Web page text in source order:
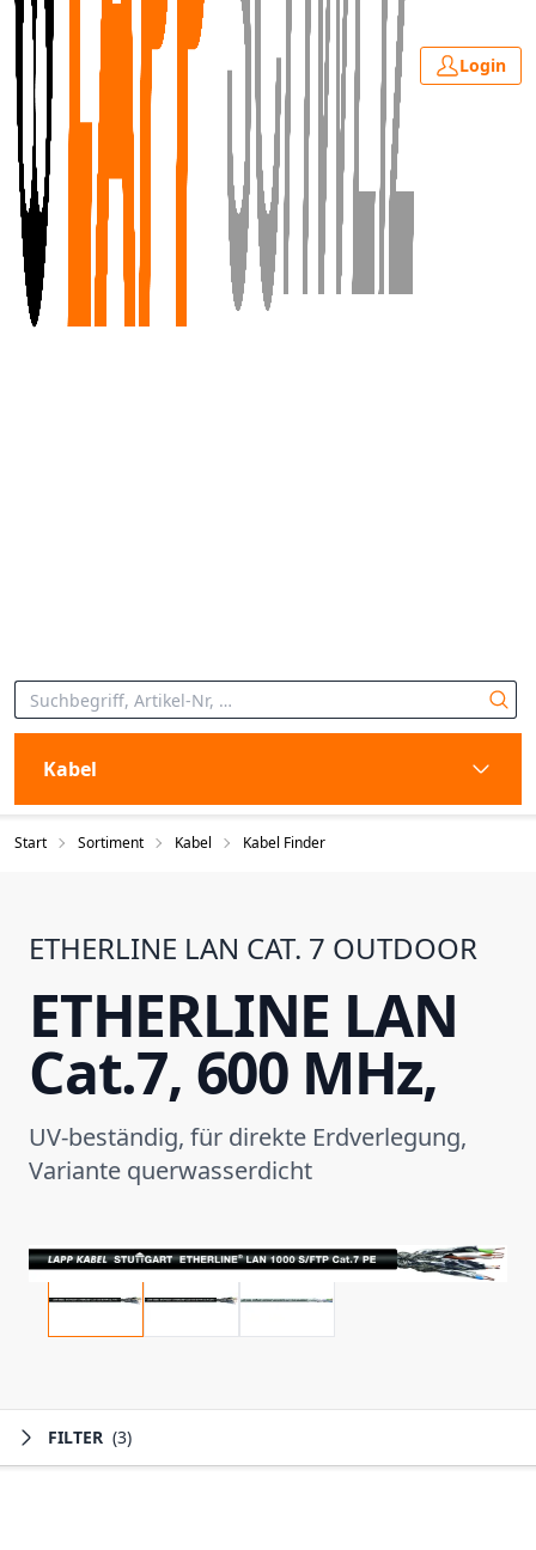
Login
Kabel
Start Sortiment Kabel Kabel Finder
ETHERLINE LAN CAT. 7 OUTDOOR
ETHERLINE LAN
Cat.7, 600 MHz,
UV-beständig, für direkte Erdverlegung,
Variante querwasserdicht
FILTER (3)